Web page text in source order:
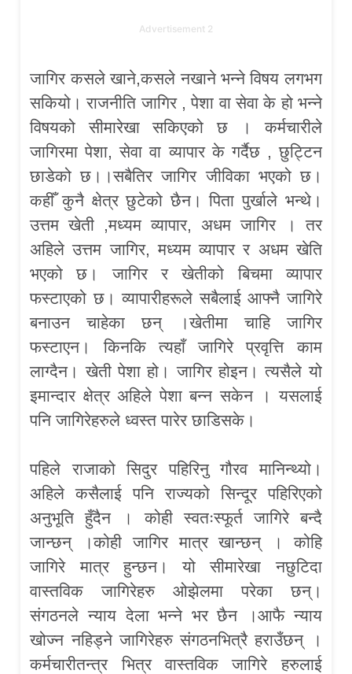
Advertisement 2
जागिर कसले खाने,कसले नखाने भन्ने विषय लगभग
सकियो। राजनीति जागिर , पेशा वा सेवा के हो भन्ने
विषयको सीमारेखा सकिएको छ । कर्मचारीले
जागिरमा पेशा, सेवा वा व्यापार के गर्दैछ , छुट्टिन
छाडेको छ।।सबैतिर जागिर जीविका भएको छ।
कहीँ कुनै क्षेत्र छुटेको छैन। पिता पुर्खाले भन्थे।
उत्तम खेती ,मध्यम व्यापार, अधम जागिर । तर
अहिले उत्तम जागिर, मध्यम व्यापार र अधम खेति
भएको छ। जागिर र खेतीको बिचमा व्यापार
फस्टाएको छ। व्यापारीहरूले सबैलाई आफ्नै जागिरे
बनाउन चाहेका छन् ।खेतीमा चाहि जागिर
फस्टाएन। किनकि त्यहाँ जागिरे प्रवृत्ति काम
लाग्दैन। खेती पेशा हो। जागिर होइन। त्यसैले यो
इमान्दार क्षेत्र अहिले पेशा बन्न सकेन । यसलाई
पनि जागिरेहरुले ध्वस्त पारेर छाडिसके।
पहिले राजाको सिदुर पहिरिनु‌ गौरव मानिन्थ्यो।
अहिले कसैलाई पनि राज्यको सिन्दूर पहिरिएको
अनुभूति हुँदैन । कोही स्वतःस्फूर्त जागिरे बन्दै
जान्छन् ।कोही जागिर मात्र खान्छन् । कोहि
जागिरे मात्र हुन्छन। यो सीमारेखा नछुटिदा
वास्तविक जागिरेहरु ओझेलमा परेका छन्।
संगठनले न्याय देला भन्ने भर छैन ।आफै न्याय
खोज्न नहिड्ने जागिरेहरु संगठनभित्रै हराउँछन् ।
कर्मचारीतन्त्र भित्र वास्तविक जागिरे हरुलाई